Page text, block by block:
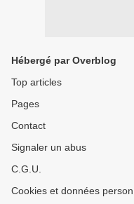
Hébergé par Overblog
Top articles
Pages
Contact
Signaler un abus
C.G.U.
Cookies et données